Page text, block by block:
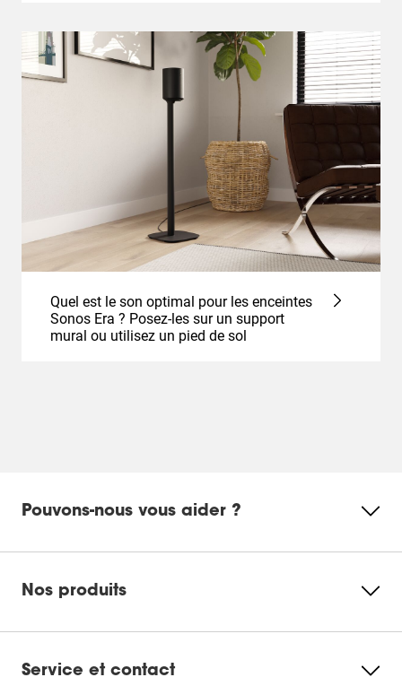
Quel est le son optimal pour les enceintes
Sonos Era ? Posez-les sur un support
mural ou utilisez un pied de sol
Pouvons-nous vous aider ?
Nos produits
Service et contact